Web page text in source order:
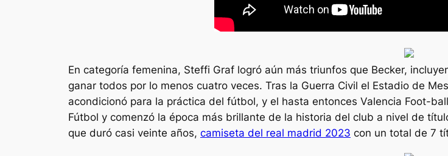
En categoría femenina, Steffi Graf logró aún más triunfos que Becker,
ganar todos por lo menos cuatro veces. Tras la Guerra Civil el Estadio de
acondicionó para la práctica del fútbol, y el hasta entonces Valencia Foot-
Fútbol y comenzó la época más brillante de la historia del club a nivel de
que duró casi veinte años, camiseta del real madrid 2023 con un total de 7